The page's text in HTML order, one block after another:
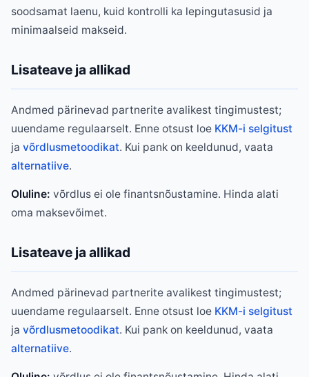
soodsamat laenu, kuid kontrolli ka lepingutasusid ja
minimaalseid makseid.
Lisateave ja allikad
Andmed pärinevad partnerite avalikest tingimustest;
uuendame regulaarselt. Enne otsust loe KKM-i selgitust
ja võrdlusmetoodikat. Kui pank on keeldunud, vaata
alternatiive.
Oluline: võrdlus ei ole finantsnõustamine. Hinda alati
oma maksevõimet.
Lisateave ja allikad
Andmed pärinevad partnerite avalikest tingimustest;
uuendame regulaarselt. Enne otsust loe KKM-i selgitust
ja võrdlusmetoodikat. Kui pank on keeldunud, vaata
alternatiive.